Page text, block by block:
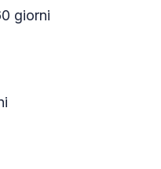
giorni